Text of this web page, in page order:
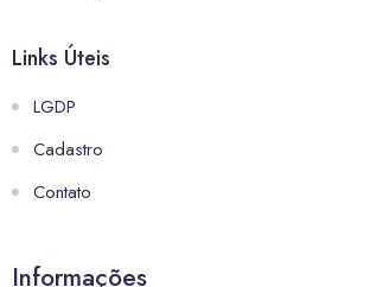
Links Úteis
LGDP
Cadastro
Contato
Informações